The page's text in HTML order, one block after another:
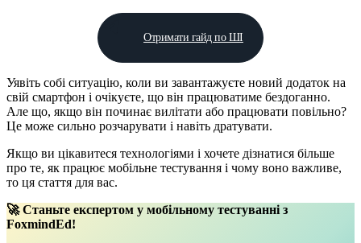
Отримати гайд по ШІ
Уявіть собі ситуацію, коли ви завантажуєте новий додаток на
свій смартфон і очікуєте, що він працюватиме бездоганно.
Але що, якщо він починає вилітати або працювати повільно?
Це може сильно розчарувати і навіть дратувати.
Якщо ви цікавитеся технологіями і хочете дізнатися більше
про те, як працює мобільне тестування і чому воно важливе,
то ця стаття для вас.
🚀 Станьте експертом у мобільному тестуванні з
FoxmindEd!